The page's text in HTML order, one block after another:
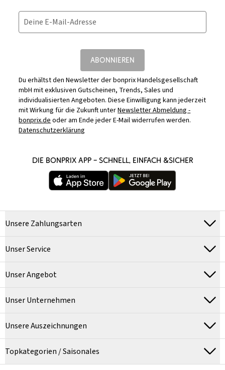
Deine E-Mail-Adresse
ABONNIEREN
Du erhältst den Newsletter der bonprix Handelsgesellschaft
mbH mit exklusiven Gutscheinen, Trends, Sales und
individualisierten Angeboten. Diese Einwilligung kann jederzeit
mit Wirkung für die Zukunft unterNewsletter Abmeldung -
bonprix.deoder am Ende jeder E-Mail widerrufen werden.
Datenschutzerklärung
DIE BONPRIX APP – SCHNELL, EINFACH &SICHER
Unsere Zahlungsarten
Unser Service
Unser Angebot
Unser Unternehmen
Unsere Auszeichnungen
Topkategorien / Saisonales